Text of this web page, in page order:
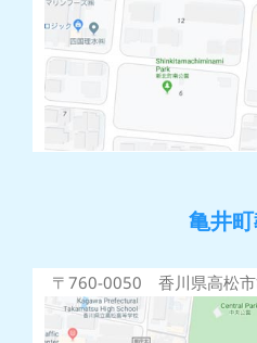
亀井
〒760-0050 香川県高松